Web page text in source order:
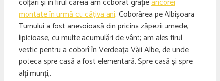
colțari și în firul căreia am coborât grațieancorei
montate în urmă cu câțiva ani. Coborârea pe Albișoara
Turnului a fost anevoioasă din pricina zăpezii umede,
lipicioase, cu multe acumulări de vânt; am ales firul
vestic pentru a coborî în Verdeața Văii Albe, de unde
poteca spre casă a fost elementară. Spre casă și spre
alți munți,.